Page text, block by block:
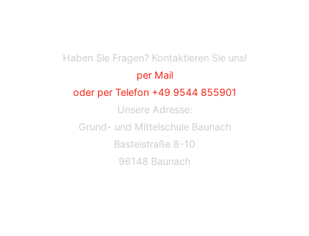
Haben Sie Fragen? Kontaktieren Sie uns!
per Mail
oder per Telefon +49 9544 855901
Unsere Adresse:
Grund- und Mittelschule Baunach
Basteistraße 8-10
96148 Baunach